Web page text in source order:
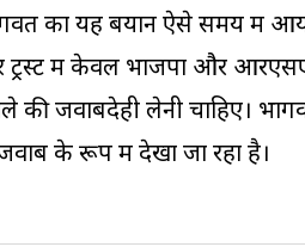
का यह बयान ऐसे समय में
ट्रस्ट में केवल भाजपा और
जवाबदेही लेनी चाहिए।
के रूप में देखा जा रहा है।